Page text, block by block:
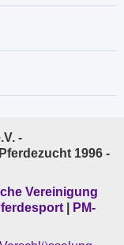
-
1996 -
Vereinigung
PM-